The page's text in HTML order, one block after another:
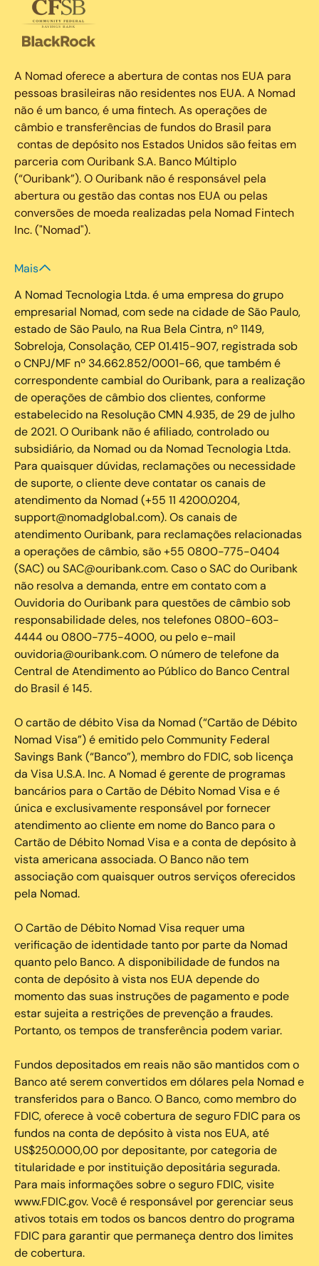
A Nomad oferece a abertura de contas nos EUA para
pessoas brasileiras não residentes nos EUA. A Nomad
não é um banco, é uma fintech. As operações de
câmbio e transferências de fundos do Brasil para
contas de depósito nos Estados Unidos são feitas em
parceria com Ouribank S.A. Banco Múltiplo
(“Ouribank”). O Ouribank não é responsável pela
abertura ou gestão das contas nos EUA ou pelas
conversões de moeda realizadas pela Nomad Fintech
Inc. ("Nomad").
Mais
A Nomad Tecnologia Ltda. é uma empresa do grupo
empresarial Nomad, com sede na cidade de São Paulo,
estado de São Paulo, na Rua Bela Cintra, nº 1149,
Sobreloja, Consolação, CEP 01.415-907, registrada sob
o CNPJ/MF nº 34.662.852/0001-66, que também é
correspondente cambial do Ouribank, para a realização
de operações de câmbio dos clientes, conforme
estabelecido na Resolução CMN 4.935, de 29 de julho
de 2021. O Ouribank não é afiliado, controlado ou
subsidiário, da Nomad ou da Nomad Tecnologia Ltda.
Para quaisquer dúvidas, reclamações ou necessidade
de suporte, o cliente deve contatar os canais de
atendimento da Nomad (+55 11 4200.0204,
support@nomadglobal.com). Os canais de
atendimento Ouribank, para reclamações relacionadas
a operações de câmbio, são +55 0800-775-0404
(SAC) ou SAC@ouribank.com. Caso o SAC do Ouribank
não resolva a demanda, entre em contato com a
Ouvidoria do Ouribank para questões de câmbio sob
responsabilidade deles, nos telefones 0800-603-
4444 ou 0800-775-4000, ou pelo e-mail
ouvidoria@ouribank.com. O número de telefone da
Central de Atendimento ao Público do Banco Central
do Brasil é 145.
O cartão de débito Visa da Nomad (“Cartão de Débito
Nomad Visa”) é emitido pelo Community Federal
Savings Bank (“Banco”), membro do FDIC, sob licença
da Visa U.S.A. Inc. A Nomad é gerente de programas
bancários para o Cartão de Débito Nomad Visa e é
única e exclusivamente responsável por fornecer
atendimento ao cliente em nome do Banco para o
Cartão de Débito Nomad Visa e a conta de depósito à
vista americana associada. O Banco não tem
associação com quaisquer outros serviços oferecidos
pela Nomad.
O Cartão de Débito Nomad Visa requer uma
verificação de identidade tanto por parte da Nomad
quanto pelo Banco. A disponibilidade de fundos na
conta de depósito à vista nos EUA depende do
momento das suas instruções de pagamento e pode
estar sujeita a restrições de prevenção a fraudes.
Portanto, os tempos de transferência podem variar.
Fundos depositados em reais não são mantidos com o
Banco até serem convertidos em dólares pela Nomad e
transferidos para o Banco. O Banco, como membro do
FDIC, oferece à você cobertura de seguro FDIC para os
fundos na conta de depósito à vista nos EUA, até
US$250.000,00 por depositante, por categoria de
titularidade e por instituição depositária segurada.
Para mais informações sobre o seguro FDIC, visite
www.FDIC.gov. Você é responsável por gerenciar seus
ativos totais em todos os bancos dentro do programa
FDIC para garantir que permaneça dentro dos limites
de cobertura.